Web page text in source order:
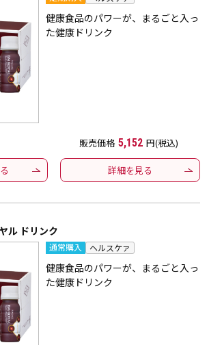
健康食品のパワーが、まるごと入っ
た健康ドリンク
販売価格 5,152 円(税込)
詳細を見る
ル ドリンク
通常購入 ヘルスケァ
健康食品のパワーが、まるごと入っ
た健康ドリンク